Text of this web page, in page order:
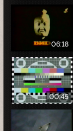
06:18
00:45